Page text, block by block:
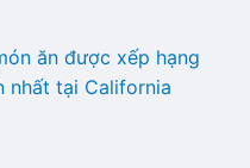
ăn được xếp hạng
nhất tại California